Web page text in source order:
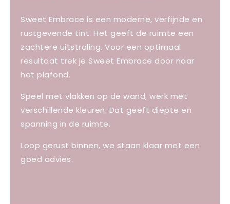
Sweet Embrace is een moderne, verfijnde en
rustgevende tint. Het geeft de ruimte een
zachtere uitstraling. Voor een optimaal
resultaat trek je Sweet Embrace door naar
het plafond.
Speel met vlakken op de wand, werk met
verschillende kleuren. Dat geeft diepte en
spanning in de ruimte.
Loop gerust binnen, we staan klaar met een
goed advies.